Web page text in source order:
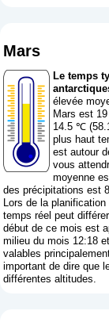
Mars
Le temps
élevée
Mars est
14.5 ℃
plus haut
est autour
vous
moyenne
des précipitations est
Lors de la
temps réel peut
début de ce mois est
milieu du mois 12:18
valables
important de dire que
différentes altitudes.